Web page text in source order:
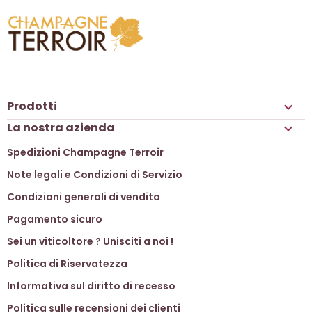
Prodotti 
La nostra azienda 
Spedizioni Champagne Terroir
Note legali e Condizioni di Servizio
Condizioni generali di vendita
Pagamento sicuro
Sei un viticoltore ? Unisciti a noi !
Politica di Riservatezza
Informativa sul diritto di recesso
Politica sulle recensioni dei clienti